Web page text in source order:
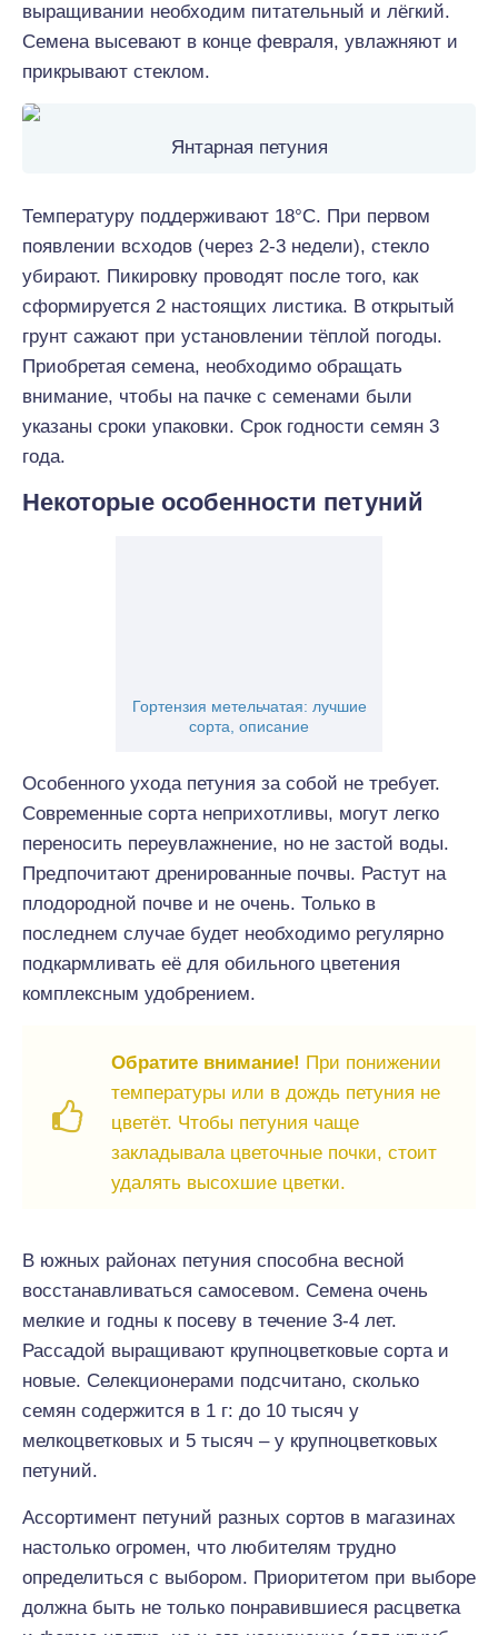
выращивании необходим питательный и лёгкий.
Семена высевают в конце февраля, увлажняют и
прикрывают стеклом.
Янтарная петуния
Температуру поддерживают 18°C. При первом
появлении всходов (через 2-3 недели), стекло
убирают. Пикировку проводят после того, как
сформируется 2 настоящих листика. В открытый
грунт сажают при установлении тёплой погоды.
Приобретая семена, необходимо обращать
внимание, чтобы на пачке с семенами были
указаны сроки упаковки. Срок годности семян 3
года.
Некоторые особенности петуний
Гортензия метельчатая: лучшие
сорта, описание
Особенного ухода петуния за собой не требует.
Современные сорта неприхотливы, могут легко
переносить переувлажнение, но не застой воды.
Предпочитают дренированные почвы. Растут на
плодородной почве и не очень. Только в
последнем случае будет необходимо регулярно
подкармливать её для обильного цветения
комплексным удобрением.
Обратите внимание! При понижении
температуры или в дождь петуния не
цветёт. Чтобы петуния чаще
закладывала цветочные почки, стоит
удалять высохшие цветки.
В южных районах петуния способна весной
восстанавливаться самосевом. Семена очень
мелкие и годны к посеву в течение 3-4 лет.
Рассадой выращивают крупноцветковые сорта и
новые. Селекционерами подсчитано, сколько
семян содержится в 1 г: до 10 тысяч у
мелкоцветковых и 5 тысяч – у крупноцветковых
петуний.
Ассортимент петуний разных сортов в магазинах
настолько огромен, что любителям трудно
определиться с выбором. Приоритетом при выборе
должна быть не только понравившиеся расцветка